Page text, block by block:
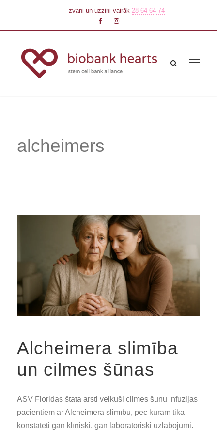
zvani un uzzini vairāk 28 64 64 74
alcheimers
Alcheimera slimība
un cilmes šūnas
ASV Floridas štata ārsti veikuši cilmes šūnu infūzijas
pacientiem ar Alcheimera slimību, pēc kurām tika
konstatēti gan klīniski, gan laboratoriski uzlabojumi.